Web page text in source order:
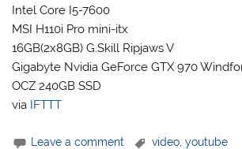
Intel Core I5-7600
MSI H110i Pro mini-itx
16GB(2x8GB) G.Skill Ripjaws V
Gigabyte Nvidia GeForce GTX 970
OCZ 240GB SSD
via IFTTT
Leave a comment video ,youtube